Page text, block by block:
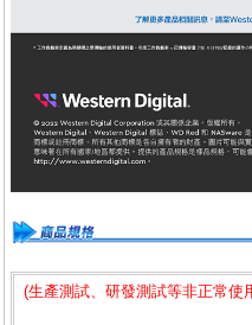
(生產測試、研發測試等非正常使